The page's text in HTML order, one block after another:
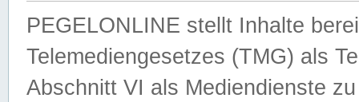
PEGELONLINE stellt Inhalte
Telemediengesetzes (TMG) als
Abschnitt VI als Mediendienste